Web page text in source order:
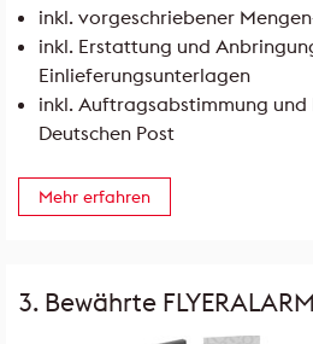
inkl. vorgeschriebener
inkl. Erstattung und
Einlieferungsunterlagen
inkl. Auftragsabstimmung
Deutschen Post
Mehr erfahren
3. Bewährte